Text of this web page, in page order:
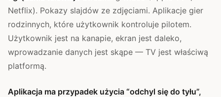
Netflix). Pokazy slajdów ze zdjęciami. Aplikacje gier
rodzinnych, które użytkownik kontroluje pilotem.
Użytkownik jest na kanapie, ekran jest daleko,
wprowadzanie danych jest skąpe — TV jest właściwą
platformą.
Aplikacja ma przypadek użycia “odchyl się do tyłu”,